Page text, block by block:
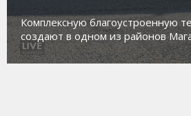
Магадан присоединился к
работе с несовершеннолетними
социального риска «Переправа»